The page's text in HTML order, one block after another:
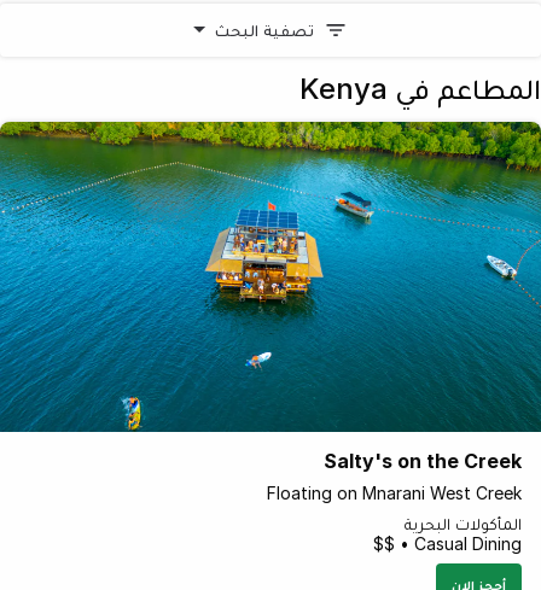
تصفية البحث
المطاعم في Kenya
Salty's on the Creek
Floating on Mnarani West Creek
المأكولات البحرية
Casual Dining • $$
أحجز الان